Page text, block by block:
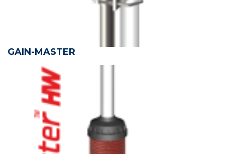
GAIN-MASTER